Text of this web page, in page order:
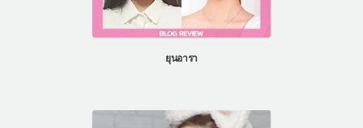
ยุนอารา